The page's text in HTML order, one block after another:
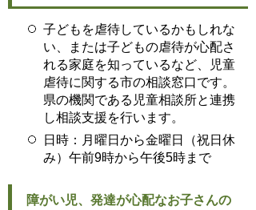
子どもを虐待しているかもしれな
い、または子どもの虐待が心配さ
れる家庭を知っているなど、児童
虐待に関する市の相談窓口です。
県の機関である児童相談所と連携
し相談支援を行います。
日時：月曜日から金曜日（祝日休
み）午前9時から午後5時まで
障がい児、発達が心配なお子さんの